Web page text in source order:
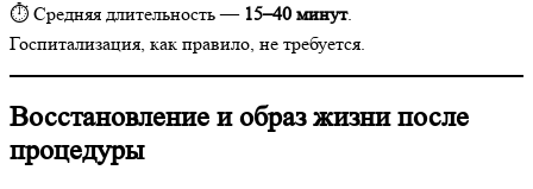
⏱ Средняя длительность — 15–40 минут.
Госпитализация, как правило, не требуется.
Восстановление и образ жизни после
процедуры